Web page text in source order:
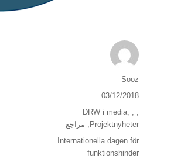
الكاتب
Sooz
نُشرت
03/12/2018
التصنيفات ,
DRW i media, ,
Projektnyheter
, مراجع
الوسوم
Internationella dagen för
funktionshinder